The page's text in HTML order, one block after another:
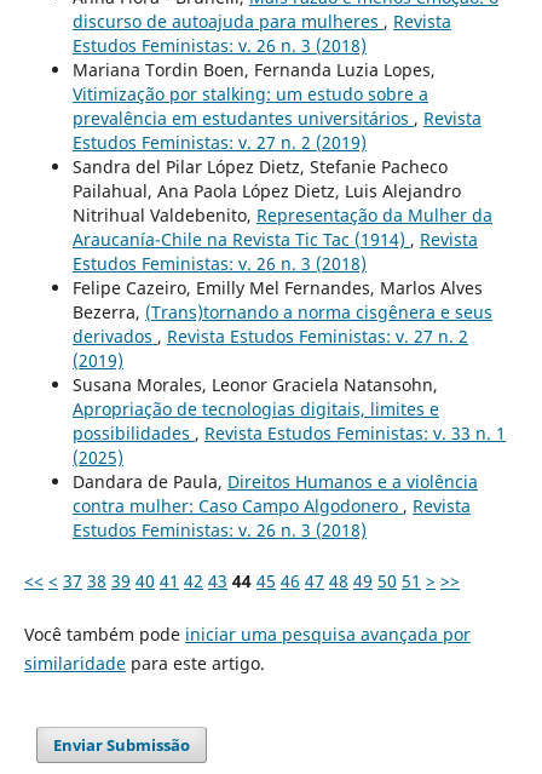
discurso de autoajuda para mulheres , Revista
Estudos Feministas: v. 26 n. 3 (2018)
Mariana Tordin Boen, Fernanda Luzia Lopes,
Vitimização por stalking: um estudo sobre a
prevalência em estudantes universitários , Revista
Estudos Feministas: v. 27 n. 2 (2019)
Sandra del Pilar López Dietz, Stefanie Pacheco
Pailahual, Ana Paola López Dietz, Luis Alejandro
Nitrihual Valdebenito, Representação da Mulher da
Araucanía-Chile na Revista Tic Tac (1914) , Revista
Estudos Feministas: v. 26 n. 3 (2018)
Felipe Cazeiro, Emilly Mel Fernandes, Marlos Alves
Bezerra, (Trans)tornando a norma cisgênera e seus
derivados , Revista Estudos Feministas: v. 27 n. 2
(2019)
Susana Morales, Leonor Graciela Natansohn,
Apropriação de tecnologias digitais, limites e
possibilidades , Revista Estudos Feministas: v. 33 n. 1
(2025)
Dandara de Paula, Direitos Humanos e a violência
contra mulher: Caso Campo Algodonero , Revista
Estudos Feministas: v. 26 n. 3 (2018)
<< < 37 38 39 40 41 42 43 44 45 46 47 48 49 50 51 > >>
Você também pode iniciar uma pesquisa avançada por
similaridadepara este artigo.
Enviar Submissão